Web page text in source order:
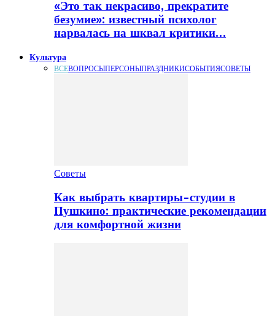
«Это так некрасиво, прекратите
безумие»: известный психолог
нарвалась на шквал критики…
Культура
ВСЕВОПРОСЫПЕРСОНЫПРАЗДНИКИСОБЫТИЯСОВЕТЫ
Советы
Как выбрать квартиры-студии в
Пушкино: практические рекомендации
для комфортной жизни